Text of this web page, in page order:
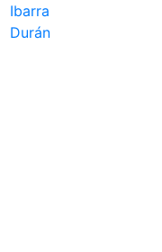
Ibarra
Durán